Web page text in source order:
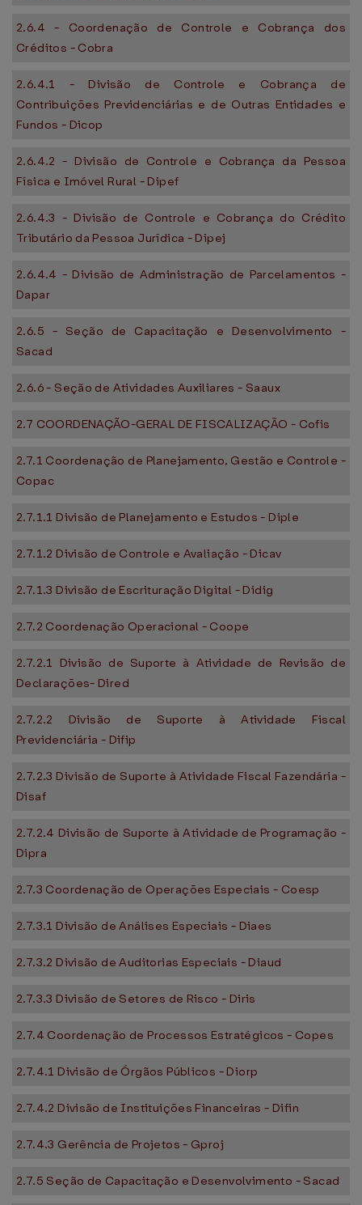
2.6.4 - Coordenação de Controle e Cobrança dos
Créditos - Cobra
2.6.4.1 - Divisão de Controle e Cobrança de
Contribuições Previdenciárias e de Outras Entidades e
Fundos - Dicop
2.6.4.2 - Divisão de Controle e Cobrança da Pessoa
Física e Imóvel Rural - Dipef
2.6.4.3 - Divisão de Controle e Cobrança do Crédito
Tributário da Pessoa Jurídica - Dipej
2.6.4.4 - Divisão de Administração de Parcelamentos -
Dapar
2.6.5 - Seção de Capacitação e Desenvolvimento -
Sacad
2.6.6 - Seção de Atividades Auxiliares - Saaux
2.7 COORDENAÇÃO-GERAL DE FISCALIZAÇÃO - Cofis
2.7.1 Coordenação de Planejamento, Gestão e Controle -
Copac
2.7.1.1 Divisão de Planejamento e Estudos - Diple
2.7.1.2 Divisão de Controle e Avaliação - Dicav
2.7.1.3 Divisão de Escrituração Digital - Didig
2.7.2 Coordenação Operacional - Coope
2.7.2.1 Divisão de Suporte à Atividade de Revisão de
Declarações- Dired
2.7.2.2 Divisão de Suporte à Atividade Fiscal
Previdenciária - Difip
2.7.2.3 Divisão de Suporte à Atividade Fiscal Fazendária -
Disaf
2.7.2.4 Divisão de Suporte à Atividade de Programação -
Dipra
2.7.3 Coordenação de Operações Especiais - Coesp
2.7.3.1 Divisão de Análises Especiais - Diaes
2.7.3.2 Divisão de Auditorias Especiais - Diaud
2.7.3.3 Divisão de Setores de Risco - Diris
2.7.4 Coordenação de Processos Estratégicos - Copes
2.7.4.1 Divisão de Órgãos Públicos - Diorp
2.7.4.2 Divisão de Instituições Financeiras - Difin
2.7.4.3 Gerência de Projetos - Gproj
2.7.5 Seção de Capacitação e Desenvolvimento - Sacad